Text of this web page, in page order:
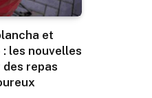
et
les nouvelles
des repas